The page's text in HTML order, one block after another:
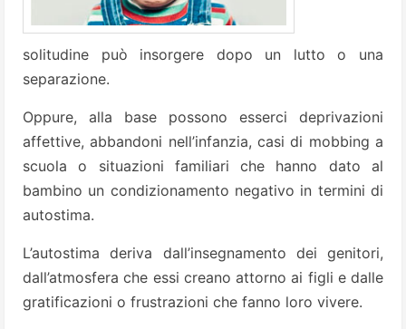
solitudine può insorgere dopo un lutto o una
separazione.
Oppure, alla base possono esserci deprivazioni
affettive, abbandoni nell’infanzia, casi di mobbing a
scuola o situazioni familiari che hanno dato al
bambino un condizionamento negativo in termini di
autostima.
L’autostima deriva dall’insegnamento dei genitori,
dall’atmosfera che essi creano attorno ai figli e dalle
gratificazioni o frustrazioni che fanno loro vivere.